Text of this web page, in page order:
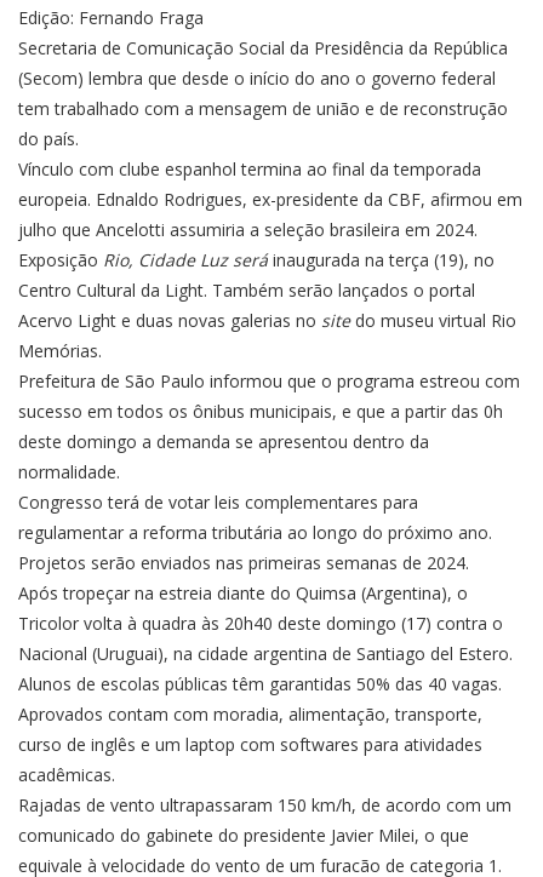
Edição: Fernando Fraga
Secretaria de Comunicação Social da Presidência da República
(Secom) lembra que desde o início do ano o governo federal
tem trabalhado com a mensagem de união e de reconstrução
do país.
Vínculo com clube espanhol termina ao final da temporada
europeia. Ednaldo Rodrigues, ex-presidente da CBF, afirmou em
julho que Ancelotti assumiria a seleção brasileira em 2024.
Exposição Rio, Cidade Luz seráinaugurada na terça (19), no
Centro Cultural da Light. Também serão lançados o portal
Acervo Light e duas novas galerias no sitedo museu virtual Rio
Memórias.
Prefeitura de São Paulo informou que o programa estreou com
sucesso em todos os ônibus municipais, e que a partir das 0h
deste domingo a demanda se apresentou dentro da
normalidade.
Congresso terá de votar leis complementares para
regulamentar a reforma tributária ao longo do próximo ano.
Projetos serão enviados nas primeiras semanas de 2024.
Após tropeçar na estreia diante do Quimsa (Argentina), o
Tricolor volta à quadra às 20h40 deste domingo (17) contra o
Nacional (Uruguai), na cidade argentina de Santiago del Estero.
Alunos de escolas públicas têm garantidas 50% das 40 vagas.
Aprovados contam com moradia, alimentação, transporte,
curso de inglês e um laptop com softwares para atividades
acadêmicas.
Rajadas de vento ultrapassaram 150 km/h, de acordo com um
comunicado do gabinete do presidente Javier Milei, o que
equivale à velocidade do vento de um furacão de categoria 1.